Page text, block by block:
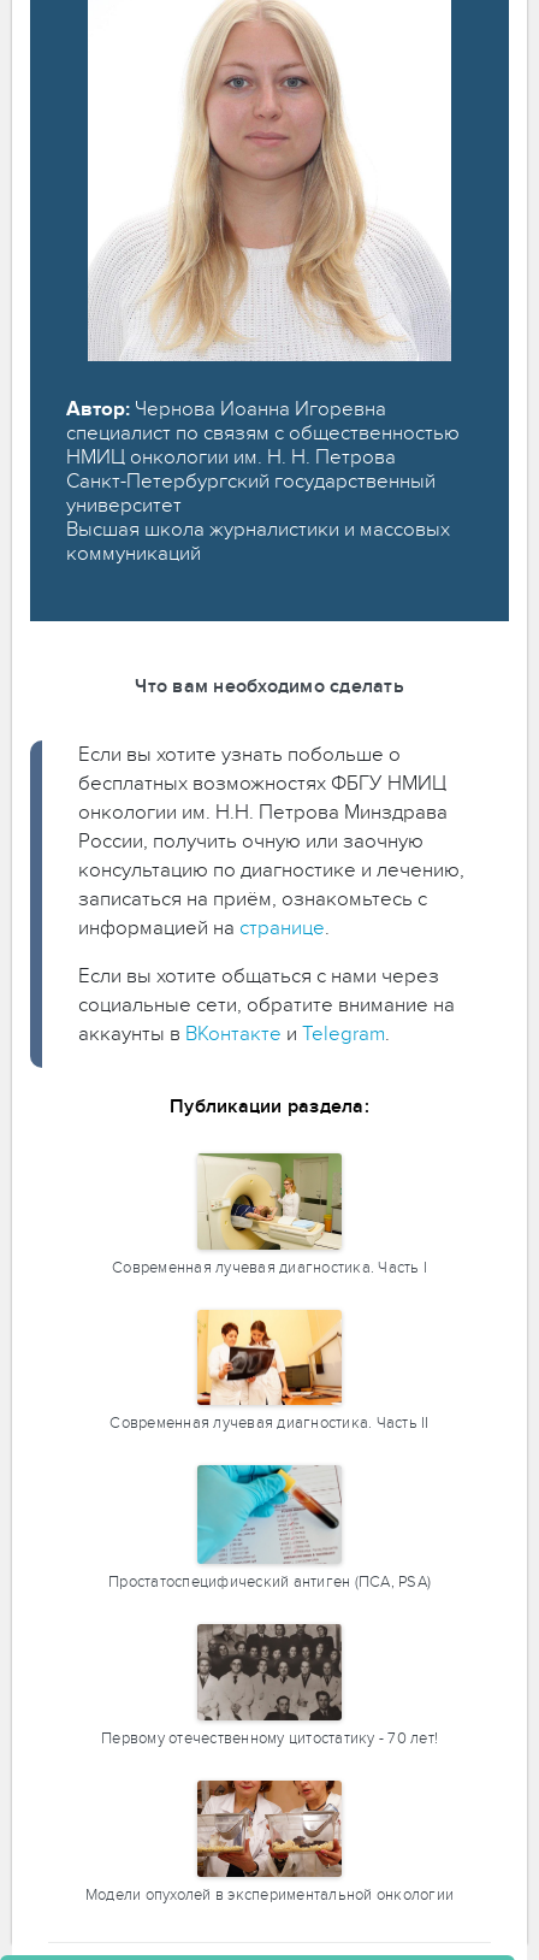
Автор: Чернова Иоанна Игоревна
специалист по связям с общественностью
НМИЦ онкологии им. Н. Н. Петрова
Санкт-Петербургский государственный
университет
Высшая школа журналистики и массовых
коммуникаций
Что вам необходимо сделать
Если вы хотите узнать побольше о
бесплатных возможностях ФБГУ НМИЦ
онкологии им. Н.Н. Петрова Минздрава
России, получить очную или заочную
консультацию по диагностике и лечению,
записаться на приём, ознакомьтесь с
информацией на странице.
Если вы хотите общаться с нами через
социальные сети, обратите внимание на
аккаунты в ВКонтакте и Telegram.
Публикации раздела:
Современная лучевая диагностика. Часть I
Современная лучевая диагностика. Часть II
Простатоспецифический антиген (ПСА, PSA)
Первому отечественному цитостатику - 70 лет!
Модели опухолей в экспериментальной онкологии